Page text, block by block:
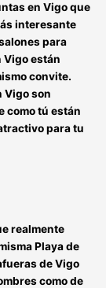
en Vigoque
interesante
para
Vigoestán
convite.
Vigoson
como tú están
para tu
realmente
Playa de
de Vigo
como de